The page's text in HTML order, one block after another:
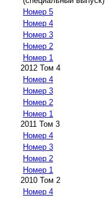
Номер 5
Номер 4
Номер 3
Номер 2
Номер 1
2012 Том 4
Номер 4
Номер 3
Номер 2
Номер 1
2011 Том 3
Номер 4
Номер 3
Номер 2
Номер 1
2010 Том 2
Номер 4